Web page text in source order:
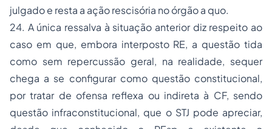
julgado e resta a ação rescisória no órgãoa quo.
24. A única ressalva à situação anterior diz respeito ao
caso em que, embora interposto RE, a questão tida
como sem repercussão geral, na realidade, sequer
chega a se configurar como questão constitucional,
por tratar de ofensa reflexa ou indireta à CF, sendo
questão infraconstitucional, que o STJ pode apreciar,